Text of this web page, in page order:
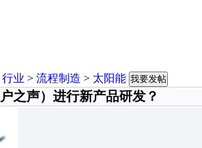
行业 > 流程制造 > 太阳能 我要发帖
之声）进行新产品研发？